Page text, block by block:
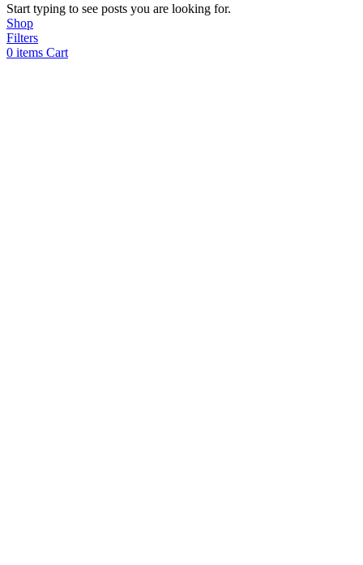
Start typing to see posts you are looking for.
Shop
Filters
0 items Cart